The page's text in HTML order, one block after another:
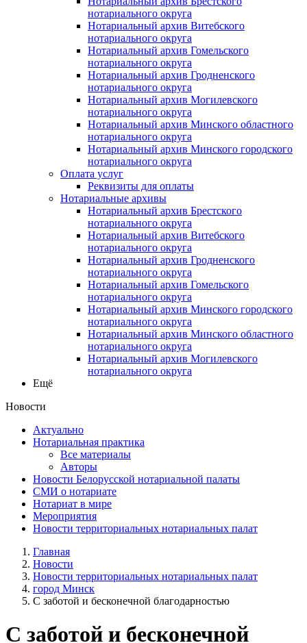
нотариального округа
Нотариальный архив Витебского
нотариального округа
Нотариальный архив Гомельского
нотариального округа
Нотариальный архив Гродненского
нотариального округа
Нотариальный архив Могилевского
нотариального округа
Нотариальный архив Минского областного
нотариального округа
Нотариальный архив Минского городского
нотариального округа
Оплата услуг
Реквизиты для оплаты
Нотариальные архивы
Нотариальный архив Брестского
нотариального округа
Нотариальный архив Витебского
нотариального округа
Нотариальный архив Гродненского
нотариального округа
Нотариальный архив Гомельского
нотариального округа
Нотариальный архив Минского городского
нотариального округа
Нотариальный архив Минского областного
нотариального округа
Нотариальный архив Могилевского
нотариального округа
Ещё
Новости
Актуально
Нотариальная практика
Все материалы
Авторы
Новости Белорусской нотариальной палаты
СМИ о нотариате
Нотариат в мире
Мероприятия
Новости территориальных нотариальных палат
Главная
Новости
Новости территориальных нотариальных палат
город Минск
С заботой и бесконечной благодарностью
С заботой и бесконечной